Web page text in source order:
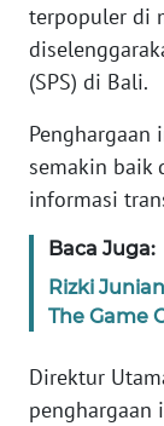
terpopuler di
(SPS) di Bali.
Penghargaan
semakin baik
informasi
Baca Juga:
Rizki
The Game
Direktur
penghargaan
DISCLAIMER
Wahana
Regional
WN
WN
JAKARTA
WN
JABAR